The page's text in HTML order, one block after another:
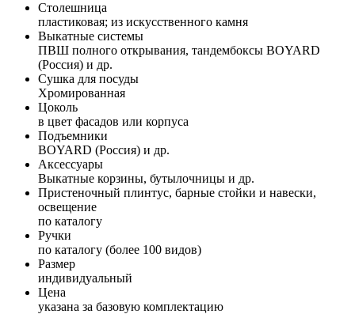
Столешница
пластиковая; из искусственного камня
Выкатные системы
ПВШ полного открывания, тандембоксы BOYARD
(Россия) и др.
Сушка для посуды
Хромированная
Цоколь
в цвет фасадов или корпуса
Подъемники
BOYARD (Россия) и др.
Аксессуары
Выкатные корзины, бутылочницы и др.
Пристеночный плинтус, барные стойки и навески,
освещение
по каталогу
Ручки
по каталогу (более 100 видов)
Размер
индивидуальный
Цена
указана за базовую комплектацию